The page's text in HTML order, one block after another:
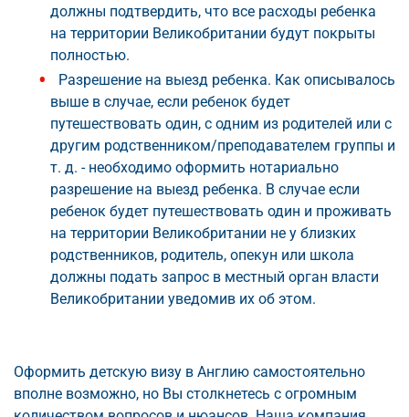
должны подтвердить, что все расходы ребенка
на территории Великобритании будут покрыты
полностью.
Разрешение на выезд ребенка. Как описывалось
выше в случае, если ребенок будет
путешествовать один, с одним из родителей или с
другим родственником/преподавателем группы и
т. д. - необходимо оформить нотариально
разрешение на выезд ребенка. В случае если
ребенок будет путешествовать один и проживать
на территории Великобритании не у близких
родственников, родитель, опекун или школа
должны подать запрос в местный орган власти
Великобритании уведомив их об этом.
Оформить детскую визу в Англию самостоятельно
вполне возможно, но Вы столкнетесь с огромным